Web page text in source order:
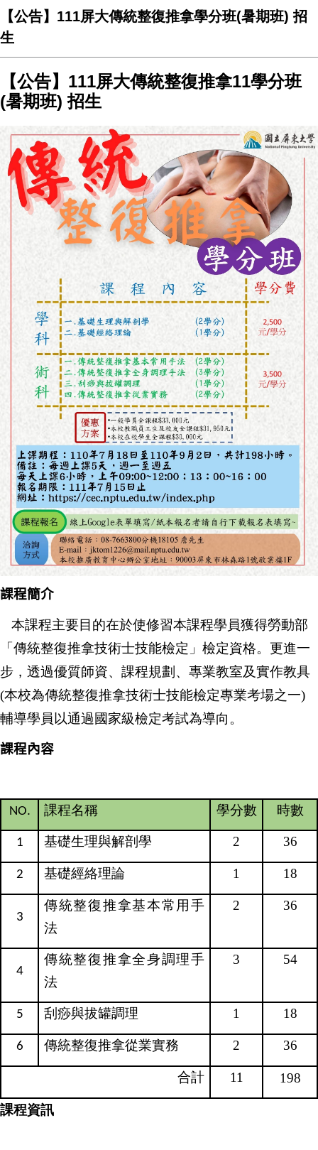
【公告】111屏大傳統整復推拿學分班(暑期班) 招
生
【公告】111屏大傳統整復推拿11學分班
(暑期班) 招生
課程簡介
本課程主要目的在於使修習本課程學員獲得勞動部
「傳統整復推拿技術士技能檢定」檢定資格。更進一
步，透過優質師資、課程規劃、專業教室及實作教具
(本校為傳統整復推拿技術士技能檢定專業考場之一)
輔導學員以通過國家級檢定考試為導向。
課程內容
NO. 課程名稱 學分數 時數
1 基礎生理與解剖學 2 36
2 基礎經絡理論 1 18
3
傳統整復推拿基本常用手
法
2 36
4
傳統整復推拿全身調理手
法
3 54
5 刮痧與拔罐調理 1 18
6 傳統整復推拿從業實務 2 36
合計 11 198
課程資訊